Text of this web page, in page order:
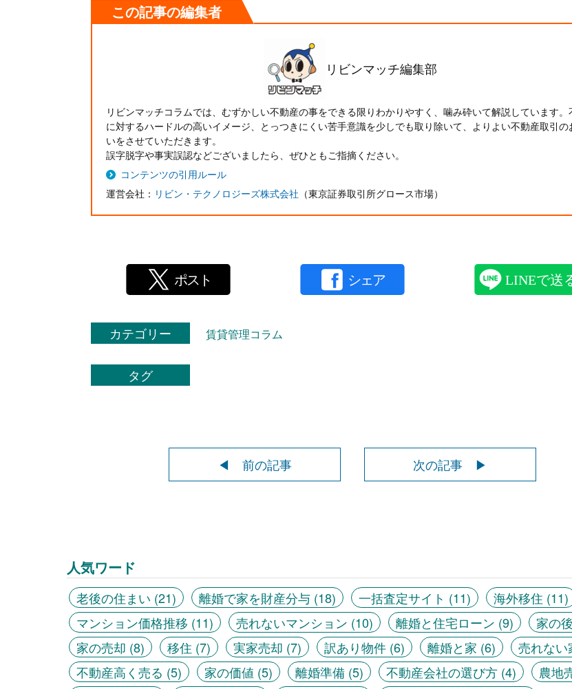
この記事の編集者
リビンマッチ編集部
リビンマッチコラムでは、むずかしい不動産の事をできる限りわかりやすく、噛み砕いて解説しています。
に対するハードルの高いイメージ、とっつきにくい苦手意識を少しでも取り除いて、よりよい不動産取引の
いをさせていただきます。
誤字脱字や事実誤認などございましたら、ぜひともご指摘ください。
コンテンツの引用ルール
運営会社： リビン・テクノロジーズ株式会社 （東京証券取引所グロース市場）
カテゴリー 賃貸管理コラム
タグ
◀ 前の記事 次の記事 ▶
人気ワード
老後の住まい (21) 離婚で家を財産分与 (18) 一括査定サイト (11) 海外移住 (11)
マンション価格推移 (11) 売れないマンション (10) 離婚と住宅ローン (9) 家の
家の売却 (8) 移住 (7) 実家売却 (7) 訳あり物件 (6) 離婚と家 (6) 売れない
不動産高く売る (5) 家の価値 (5) 離婚準備 (5) 不動産会社の選び方 (4) 農地